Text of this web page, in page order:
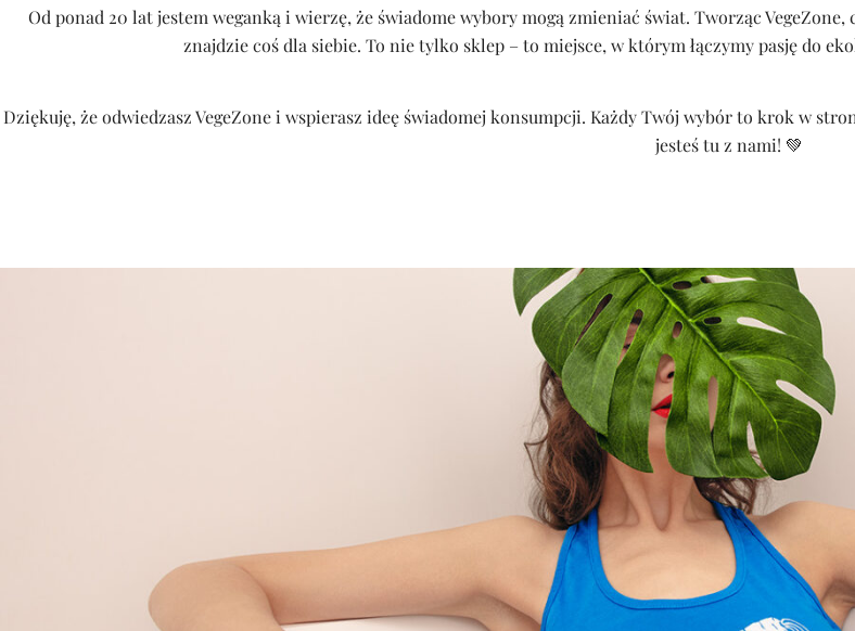
Od ponad 20 lat jestem weganką i wierzę, że świadome wybory mogą zmieniać świat. Tworząc
znajdzie coś dla siebie. To nie tylko sklep – to miejsce, w którym łączymy pasję do
Dziękuję, że odwiedzasz VegeZone i wspierasz ideę świadomej konsumpcji. Każdy Twój wybór to krok w
jesteś tu z nami! 💚